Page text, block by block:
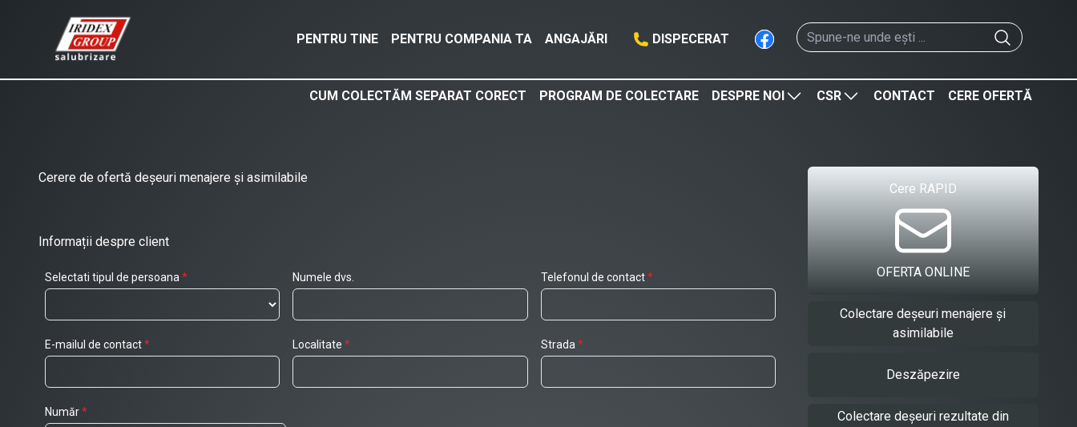
PENTRU TINE PENTRU COMPANIA TA ANGAJĂRI DISPECERAT
CUM COLECTĂM SEPARAT CORECT PROGRAM DE COLECTARE DESPRE NOI CSR CONTACT CERE OFERTĂ
Cerere de ofertă deșeuri menajere și asimilabile
Informații despre client
Selectati tipul de persoana * Numele dvs. Telefonul de contact*
E-mailul de contact* Localitate* Strada *
Număr*
Cere RAPID
OFERTA ONLINE
Colectare deșeuri menajere și
asimilabile
Deszăpezire
Colectare deșeuri rezultate din